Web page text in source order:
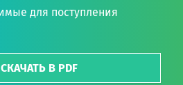
для поступления
СКАЧАТЬ В PDF